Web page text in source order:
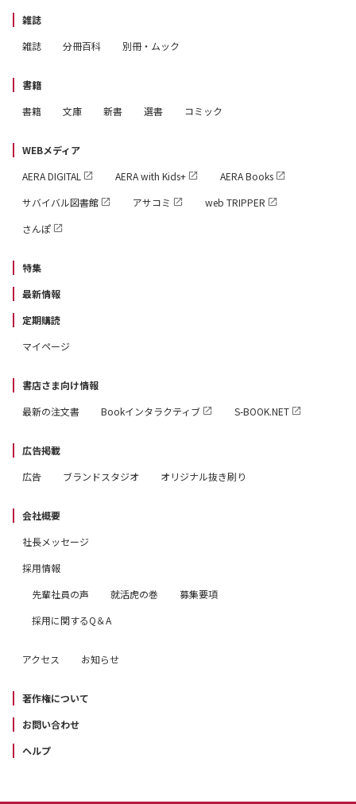
雑誌
雑誌
分冊百科 別冊・ムック
書籍
書籍
文庫 新書 選書 コミック
WEBメディア
AERA DIGITAL
AERA with Kids+
AERA Books
サバイバル図書館
アサコミ
web TRIPPER
さんぽ
特集
最新情報
定期購読
マイページ
書店さま向け情報
最新の注文書
Bookインタラクティブ S-BOOK.NET
広告掲載
広告
ブランドスタジオ オリジナル抜き刷り
会社概要
社長メッセージ
採用情報
先輩社員の声
就活虎の巻
募集要項
採用に関するQ＆A
アクセス お知らせ
著作権について
お問い合わせ
ヘルプ